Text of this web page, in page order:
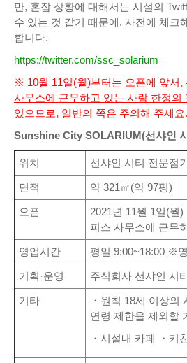
만, 혼잡 상황에 대해서는 시설의
수 있는 것 같기 때문에, 사전에 체크
합니다.
https://twitter.com/ssc_solarium
※ 10월 11일(월)부터는 오픈에 앞서
사무소에 근무하고 있는 사람 한정의
있으므로, 일반의 쪽은 주의해 주세요.
Sunshine City SOLARIUM(선샤인
위치 선샤인 시티 전문점
면적 약 321㎡(약 97평)
오픈
2021년 11월 1일(월
피스 사무소에 근무
영업시간 평일 9:00~18:00 ※
기획·운영 주식회사 선샤인 시
기타
・원칙 18세 이상
연령 제한을 제외할
・시설내 카페 ・키